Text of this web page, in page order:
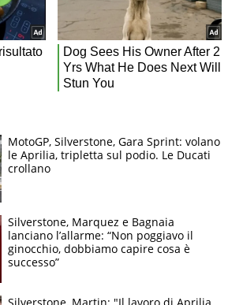
MotoGP, Silverstone, Gara Sprint: volano
le Aprilia, tripletta sul podio. Le Ducati
crollano
Silverstone, Marquez e Bagnaia
lanciano l’allarme: “Non poggiavo il
ginocchio, dobbiamo capire cosa è
successo”
Silverstone, Martin: "Il lavoro di Aprilia